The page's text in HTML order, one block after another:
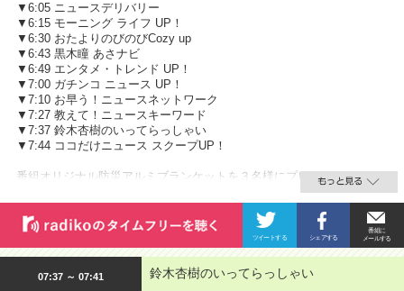
▼6:05 ニュースデリバリー
▼6:15 モーニング ライフ UP！
▼6:30 おたよりのびのびCozy up
▼6:43 黒木瞳 あさナビ
▼6:49 エンタメ・トレンド UP！
▼7:00 ガチンコ ニュース UP！
▼7:10 お早う！ニュースネットワーク
▼7:27 教えて！ニュースキーワード
▼7:37 鈴木杏樹のいってらっしゃい
▼7:44 ココだけニュース スクープUP！
番組オリジナル防災アルミブランケットを３名様にプレゼント
07:37 ～ 07:41 鈴木杏樹のいってらっしゃい